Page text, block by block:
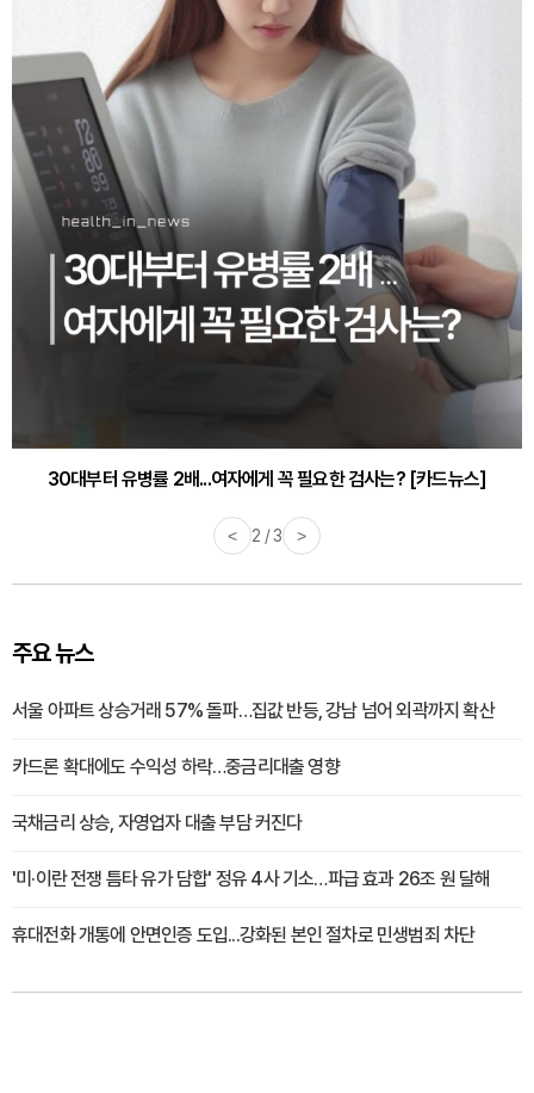
30대부터 유병률 2배...여자에게 꼭 필요한 검사는? [카드뉴스]
감기·독감 예방하고 면역력 높이는 4가지 영양제 [카드뉴스]
< 2 / 3 >
주요 뉴스
서울 아파트 상승거래 57% 돌파…집값 반등, 강남 넘어 외곽까지 확산
카드론 확대에도 수익성 하락…중금리대출 영향
국채금리 상승, 자영업자 대출 부담 커진다
'미·이란 전쟁 틈타 유가 담합' 정유 4사 기소…파급 효과 26조 원 달해
휴대전화 개통에 안면인증 도입...강화된 본인 절차로 민생범죄 차단